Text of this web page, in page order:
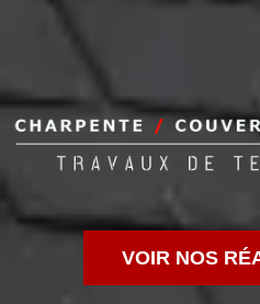
VOIR NOS